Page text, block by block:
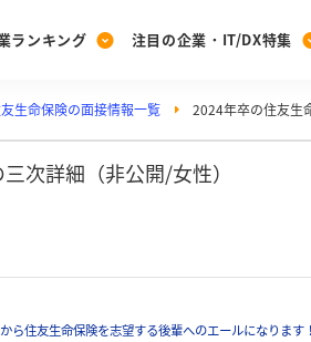
[27卒] 本選考体験記投稿キ
ランキング
みんなのDX企業就職ブラン
注目の企業・IT/DX特集
企業研究
生命保険の面接情報一覧 2024年卒の住友生
次詳細（非公開/女性）
住友生命保険を志望する後輩へのエールになります！